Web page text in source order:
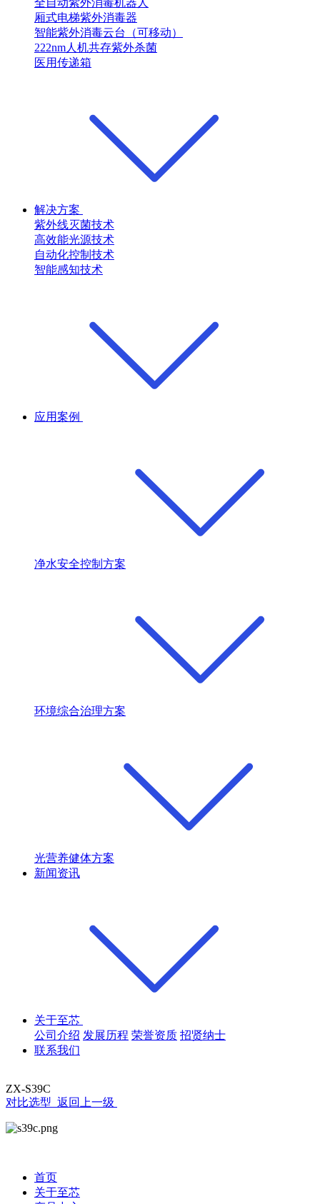
全自动紫外消毒机器人
厢式电梯紫外消毒器
智能紫外消毒云台（可移动）
222nm人机共存紫外杀菌
医用传递箱
解决方案
紫外线灭菌技术
高效能光源技术
自动化控制技术
智能感知技术
应用案例
净水安全控制方案
环境综合治理方案
光营养健体方案
新闻资讯
关于至芯
公司介绍 发展历程 荣誉资质 招贤纳士
联系我们
ZX-S39C
对比选型 返回上一级
首页
关于至芯